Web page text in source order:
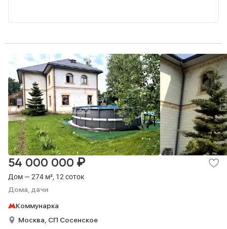
Дом — 274 м², 12 соток
Дома, дачи
54 000 000 ₽
Коммунарка
Москва, СП Сосенское